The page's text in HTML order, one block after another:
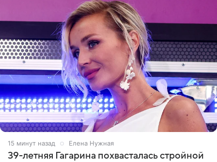
16 минут назад Елена Нужная
39-летняя Гагарина похвасталась стройной